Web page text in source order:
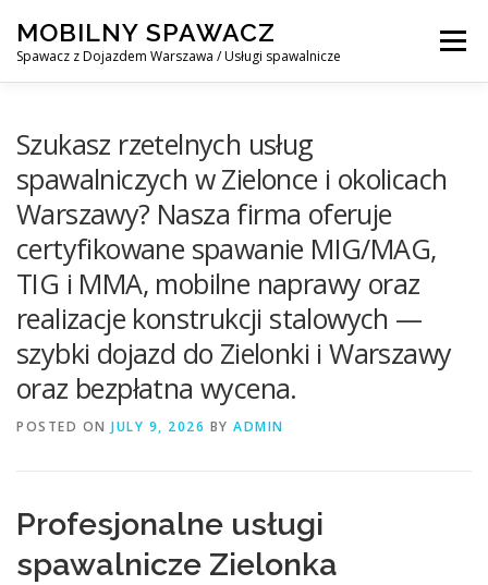
content
MOBILNY SPAWACZ
Spawacz z Dojazdem Warszawa / Usługi spawalnicze
Menu
KONTAKT
Szukasz rzetelnych usług
spawalniczych w Zielonce i okolicach
Warszawy? Nasza firma oferuje
certyfikowane spawanie MIG/MAG,
TIG i MMA, mobilne naprawy oraz
realizacje konstrukcji stalowych —
szybki dojazd do Zielonki i Warszawy
oraz bezpłatna wycena.
POSTED ON JULY 9, 2026 BY ADMIN
Profesjonalne usługi
spawalnicze Zielonka